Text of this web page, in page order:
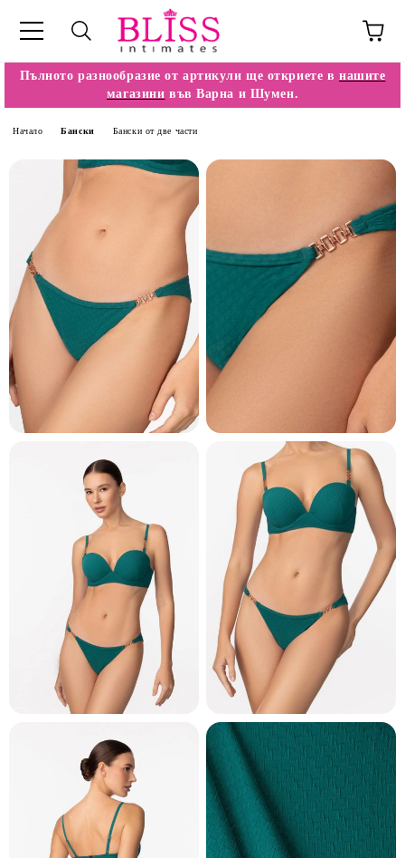
Пълното разнообразие от артикули ще откриете в нашите
магазини във Варна и Шумен.
Начало Бански Бански от две части